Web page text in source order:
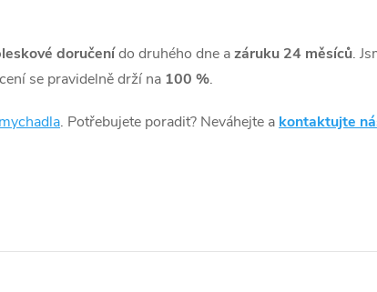
doručenído druhého dne azáruku 24 měsíců.
se pravidelně drží na 100 %.
. Potřebujete poradit? Neváhejte a kontaktujte